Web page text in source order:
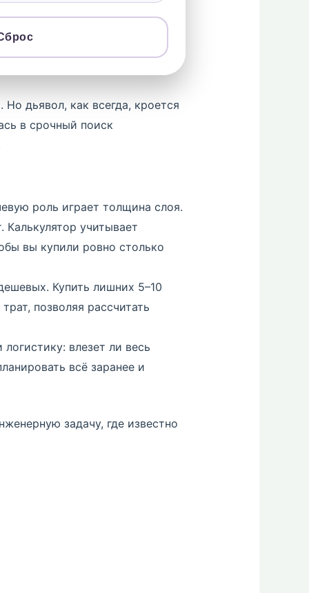
дьявол, как всегда, кроется
в срочный поиск
роль играет толщина слоя.
учитывает
вы купили ровно столько
Купить лишних 5–10
позволяя рассчитать
влезет ли весь
всё заранее и
задачу, где известно